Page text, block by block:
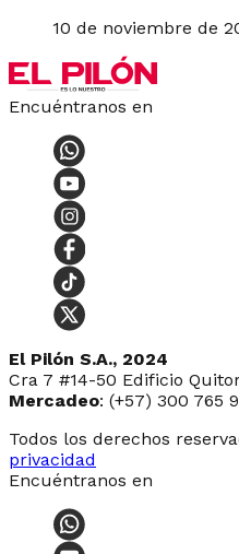
10 de noviembre de
Encuéntranos en
El Pilón S.A., 2024
Cra 7 #14-50 Edificio
Mercadeo: (+57) 300 765
Todos los derechos
privacidad
Encuéntranos en